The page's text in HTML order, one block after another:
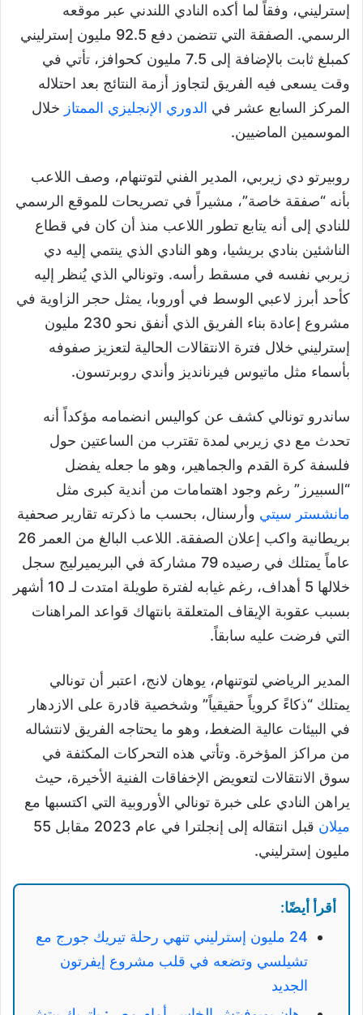
إسترليني، وفقاً لما أكده النادي اللندني عبر موقعه
الرسمي. الصفقة التي تتضمن دفع 92.5 مليون إسترليني
كمبلغ ثابت بالإضافة إلى 7.5 مليون كحوافز، تأتي في
وقت يسعى فيه الفريق لتجاوز أزمة النتائج بعد احتلاله
المركز السابع عشر في الدوري الإنجليزي الممتاز خلال
الموسمين الماضيين.
روبيرتو دي زيربي، المدير الفني لتوتنهام، وصف اللاعب
بأنه “صفقة خاصة”، مشيراً في تصريحات للموقع الرسمي
للنادي إلى أنه يتابع تطور اللاعب منذ أن كان في قطاع
الناشئين بنادي بريشيا، وهو النادي الذي ينتمي إليه دي
زيربي نفسه في مسقط رأسه. وتونالي الذي يُنظر إليه
كأحد أبرز لاعبي الوسط في أوروبا، يمثل حجر الزاوية في
مشروع إعادة بناء الفريق الذي أنفق نحو 230 مليون
إسترليني خلال فترة الانتقالات الحالية لتعزيز صفوفه
بأسماء مثل ماتيوس فيرنانديز وأندي روبرتسون.
ساندرو تونالي كشف عن كواليس انضمامه مؤكداً أنه
تحدث مع دي زيربي لمدة تقترب من الساعتين حول
فلسفة كرة القدم والجماهير، وهو ما جعله يفضل
“السبيرز” رغم وجود اهتمامات من أندية كبرى مثل
مانشستر سيتي وأرسنال، بحسب ما ذكرته تقارير صحفية
بريطانية واكب إعلان الصفقة. اللاعب البالغ من العمر 26
عاماً يمتلك في رصيده 79 مشاركة في البريميرليج سجل
خلالها 5 أهداف، رغم غيابه لفترة طويلة امتدت لـ 10 أشهر
بسبب عقوبة الإيقاف المتعلقة بانتهاك قواعد المراهنات
التي فرضت عليه سابقاً.
المدير الرياضي لتوتنهام، يوهان لانج، اعتبر أن تونالي
يمتلك “ذكاءً كروياً حقيقياً” وشخصية قادرة على الازدهار
في البيئات عالية الضغط، وهو ما يحتاجه الفريق لانتشاله
من مراكز المؤخرة. وتأتي هذه التحركات المكثفة في
سوق الانتقالات لتعويض الإخفاقات الفنية الأخيرة، حيث
يراهن النادي على خبرة تونالي الأوروبية التي اكتسبها مع
ميلان
قبل انتقاله إلى إنجلترا في عام 2023 مقابل 55
مليون إسترليني.
أقرأ أيضًا:
24 مليون إسترليني تنهي رحلة تيريك جورج مع
تشيلسي وتضعه في قلب مشروع إيفرتون
الجديد